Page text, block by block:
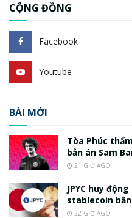
CỘNG ĐỒNG
Facebook
Youtube
BÀI MỚI
Tòa Phúc
bản án Sam
21 GIỜ AGO
JPYC huy
stablecoin
22 GIỜ AGO